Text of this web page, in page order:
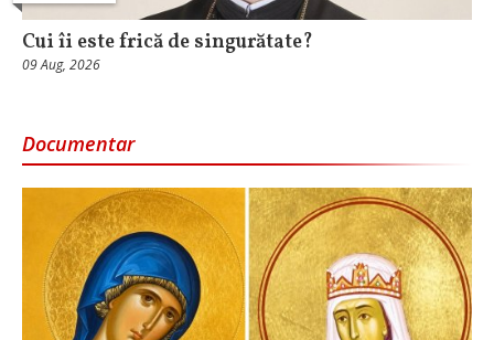
Cui îi este frică de singurătate?
09 Aug, 2026
Documentar